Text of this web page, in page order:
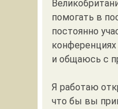
помогать в
постоянно
и общаюсь с
Я работаю
что бы вы